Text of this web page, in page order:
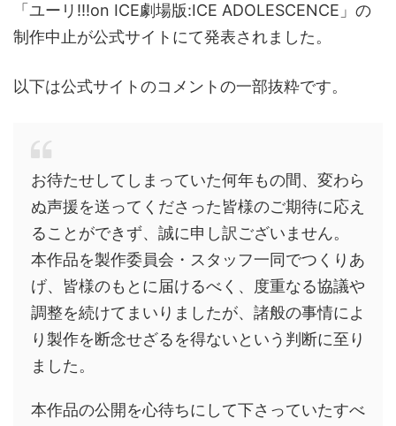
「ユーリ!!!on ICE劇場版:ICE ADOLESCENCE」の
制作中止が公式サイトにて発表されました。
以下は公式サイトのコメントの一部抜粋です。
お待たせしてしまっていた何年もの間、変わら
ぬ声援を送ってくださった皆様のご期待に応え
ることができず、誠に申し訳ございません。
本作品を製作委員会・スタッフ一同でつくりあ
げ、皆様のもとに届けるべく、度重なる協議や
調整を続けてまいりましたが、諸般の事情によ
り製作を断念せざるを得ないという判断に至り
ました。
本作品の公開を心待ちにして下さっていたすべ